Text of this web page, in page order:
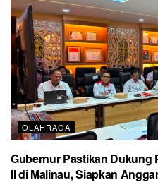
OLAHRAGA
Gubernur Pastikan Dukung
II di Malinau, Siapkan